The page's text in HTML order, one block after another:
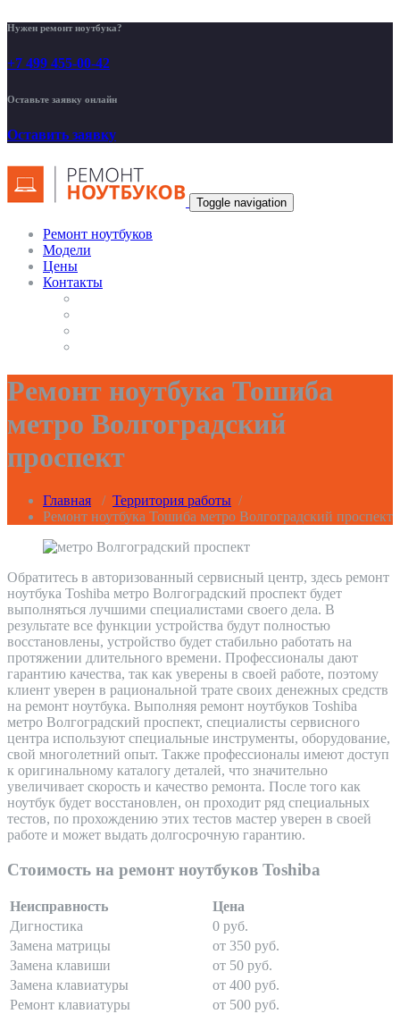
Нужен ремонт ноутбука?
+7 499 455-00-42
Оставьте заявку онлайн
Оставить заявку
Toggle navigation
Ремонт ноутбуков
Модели
Цены
Контакты
Ремонт ноутбука Тошиба
метро Волгоградский
проспект
Главная / Территория работы /
Ремонт ноутбука Тошиба метро Волгоградский проспект
Обратитесь в авторизованный сервисный центр, здесь ремонт
ноутбука Toshiba метро Волгоградский проспект будет
выполняться лучшими специалистами своего дела. В
результате все функции устройства будут полностью
восстановлены, устройство будет стабильно работать на
протяжении длительного времени. Профессионалы дают
гарантию качества, так как уверены в своей работе, поэтому
клиент уверен в рациональной трате своих денежных средств
на ремонт ноутбука. Выполняя ремонт ноутбуков Toshiba
метро Волгоградский проспект, специалисты сервисного
центра используют специальные инструменты, оборудование,
свой многолетний опыт. Также профессионалы имеют доступ
к оригинальному каталогу деталей, что значительно
увеличивает скорость и качество ремонта. После того как
ноутбук будет восстановлен, он проходит ряд специальных
тестов, по прохождению этих тестов мастер уверен в своей
работе и может выдать долгосрочную гарантию.
Стоимость на ремонт ноутбуков Toshiba
Неисправность
Цена
Дигностика
0 руб.
Замена матрицы
от 350 руб.
Замена клавиши
от 50 руб.
Замена клавиатуры
от 400 руб.
Ремонт клавиатуры
от 500 руб.